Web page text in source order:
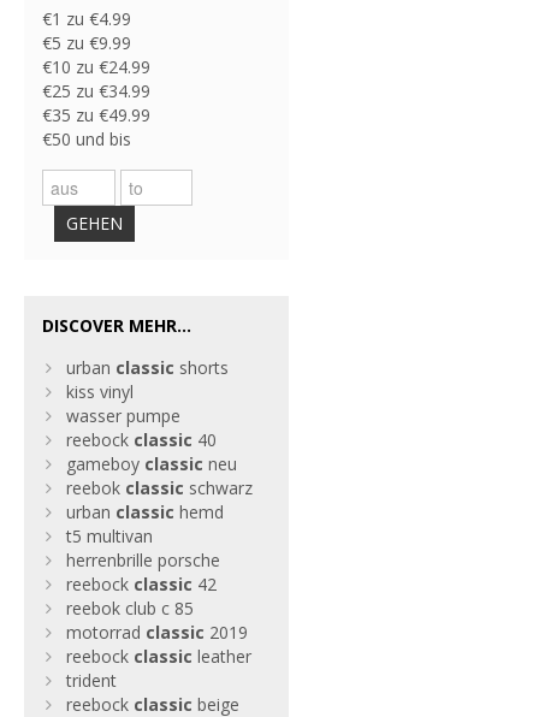
€1 zu €4.99
€5 zu €9.99
€10 zu €24.99
€25 zu €34.99
€35 zu €49.99
€50 und bis
GEHEN
DISCOVER MEHR...
urban classic shorts
kiss vinyl
wasser pumpe
reebock classic 40
gameboy classic neu
reebok classic schwarz
urban classic hemd
t5 multivan
herrenbrille porsche
reebock classic 42
reebok club c 85
motorrad classic 2019
reebock classic leather
trident
reebock classic beige